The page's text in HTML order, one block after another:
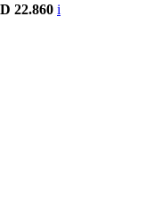
22.860 i